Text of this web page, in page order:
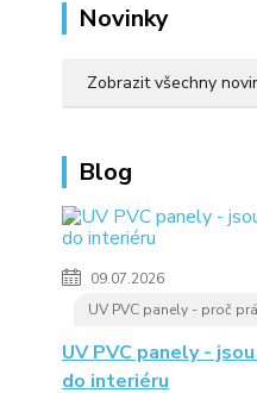
Novinky
Zobrazit všechny
Blog
09.07.2026
UV PVC panely - proč
UV PVC panely -
do interiéru